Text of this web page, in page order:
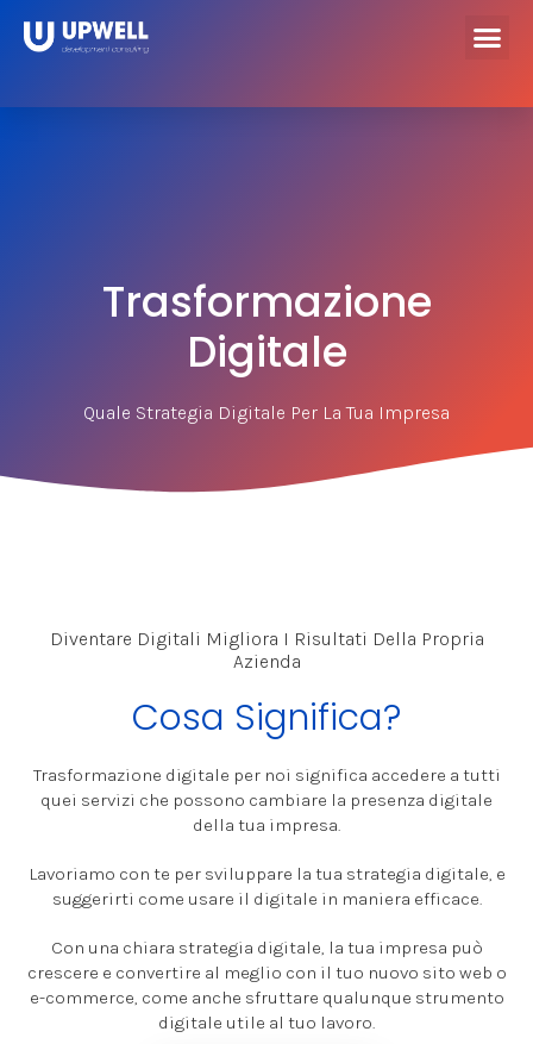
Trasformazione
Digitale
Quale Strategia Digitale Per La Tua Impresa
Diventare Digitali Migliora I Risultati Della Propria
Azienda
Cosa Significa?
Trasformazione digitale per noi significa accedere a tutti
quei servizi che possono cambiare la presenza digitale
della tua impresa.
Lavoriamo con te per sviluppare la tua strategia digitale, e
suggerirti come usare il digitale in maniera efficace.
Con una chiara strategia digitale, la tua impresa può
crescere e convertire al meglio con il tuo nuovo sito web o
e-commerce, come anche sfruttare qualunque strumento
digitale utile al tuo lavoro.